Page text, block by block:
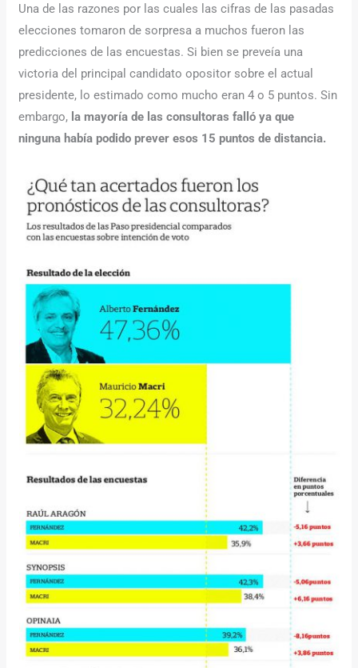
Una de las razones por las cuales las cifras de las pasadas
elecciones tomaron de sorpresa a muchos fueron las
predicciones de las encuestas. Si bien se preveía una
victoria del principal candidato opositor sobre el actual
presidente, lo estimado como mucho eran 4 o 5 puntos. Sin
embargo, la mayoría de las consultoras falló ya que
ninguna había podido prever esos 15 puntos de distancia.